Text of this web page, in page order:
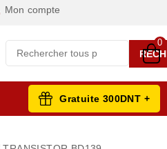
Mon compte
0
Gratuite 300DNT +